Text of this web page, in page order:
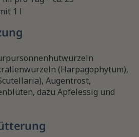
1 l
(Harpagophytum),
Augentrost,
dazu Apfelessig und